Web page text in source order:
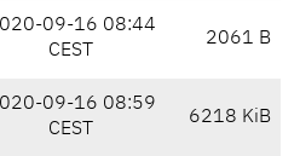
09-16 08:44
CEST
2061 B
09-16 08:59
CEST
6218 KiB